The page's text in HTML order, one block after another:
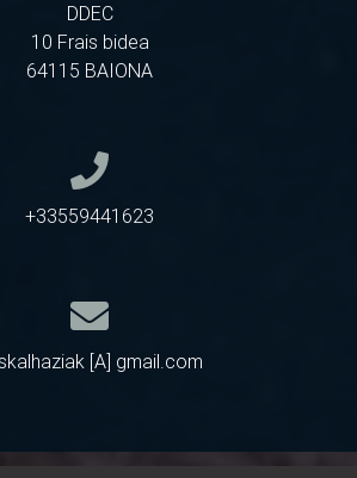
DDEC
10 Frais bidea
64115 BAIONA
+33559441623
[A] gmail.com